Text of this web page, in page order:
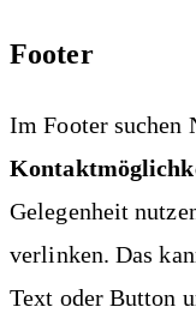
Footer
Im Footer suchen
Gelegenheit
verlinken. Das
Text oder Button